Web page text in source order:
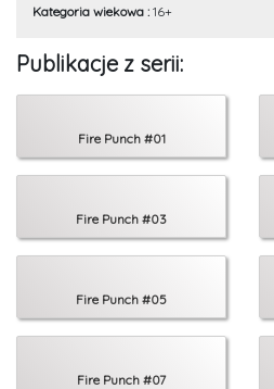
Kategoria wiekowa : 16+
Publikacje z serii:
Fire Punch #01
Fire Punch #03
Fire Punch #05
Fire Punch #07